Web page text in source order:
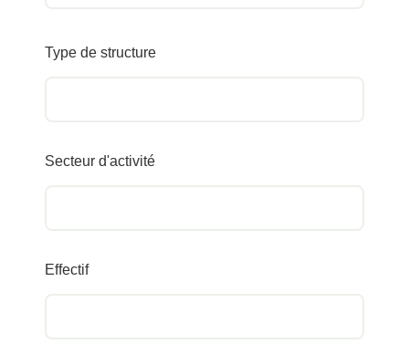
Type de structure
Secteur d'activité
Effectif